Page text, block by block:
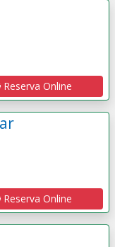
Reserva Online
Reserva Online